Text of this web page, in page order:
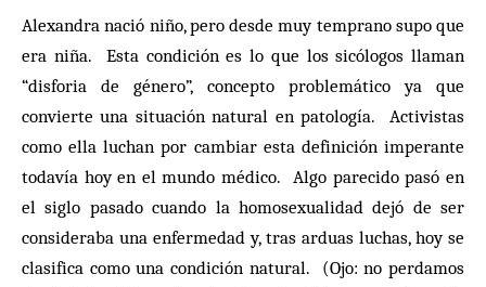
Alexandra nació niño, pero desde muy temprano supo que
era niña. Esta condición es lo que los sicólogos llaman
“disforia de género”, concepto problemático ya que
convierte una situación natural en patología. Activistas
como ella luchan por cambiar esta definición imperante
todavía hoy en el mundo médico. Algo parecido pasó en
el siglo pasado cuando la homosexualidad dejó de ser
consideraba una enfermedad y, tras arduas luchas, hoy se
clasifica como una condición natural. (Ojo: no perdamos